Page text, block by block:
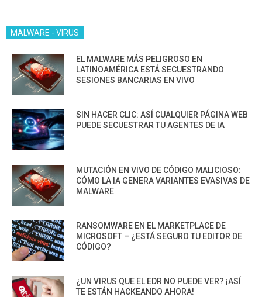
MALWARE - VIRUS
EL MALWARE MÁS PELIGROSO EN
LATINOAMÉRICA ESTÁ SECUESTRANDO
SESIONES BANCARIAS EN VIVO
SIN HACER CLIC: ASÍ CUALQUIER PÁGINA WEB
PUEDE SECUESTRAR TU AGENTES DE IA
MUTACIÓN EN VIVO DE CÓDIGO MALICIOSO:
CÓMO LA IA GENERA VARIANTES EVASIVAS DE
MALWARE
RANSOMWARE EN EL MARKETPLACE DE
MICROSOFT – ¿ESTÁ SEGURO TU EDITOR DE
CÓDIGO?
¿UN VIRUS QUE EL EDR NO PUEDE VER? ¡ASÍ
TE ESTÁN HACKEANDO AHORA!